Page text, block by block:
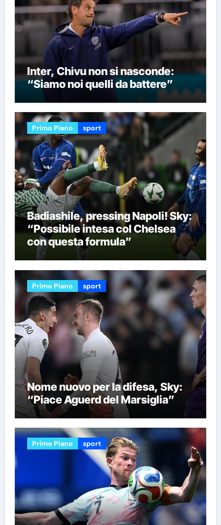
Inter, Chivu non si nasconde:
“Siamo noi quelli da battere”
Primo Piano sport
Badiashile, pressing Napoli! Sky:
“Possibile intesa col Chelsea
con questa formula”
Primo Piano sport
Nome nuovo per la difesa, Sky:
“Piace Aguerd del Marsiglia”
Primo Piano sport